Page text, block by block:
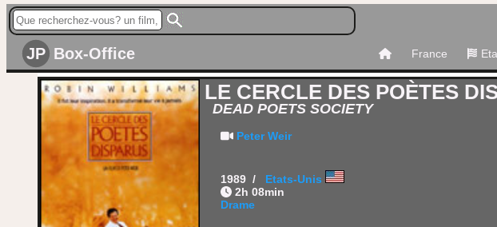
JP Box-Office France
LE CERCLE DES POÈTES
DEAD POETS SOCIETY
Peter Weir
1989 / Etats-Unis
2h 08min
Drame